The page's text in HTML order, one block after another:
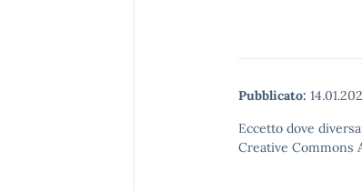
Pubblicato:
Eccetto dove
Creative Commons